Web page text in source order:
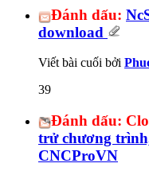
Đánh dấu:
download
Viết bài cuối bởi
39
Đánh dấu:
trử chương
CNCProVN